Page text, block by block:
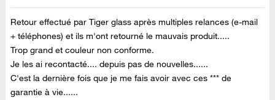
Retour effectué par Tiger glass après multiples relances (e-mail
+ téléphones) et ils m'ont retourné le mauvais produit.....
Trop grand et couleur non conforme.
Je les ai recontacté.... depuis pas de nouvelles......
C'est la dernière fois que je me fais avoir avec ces *** de
garantie à vie......